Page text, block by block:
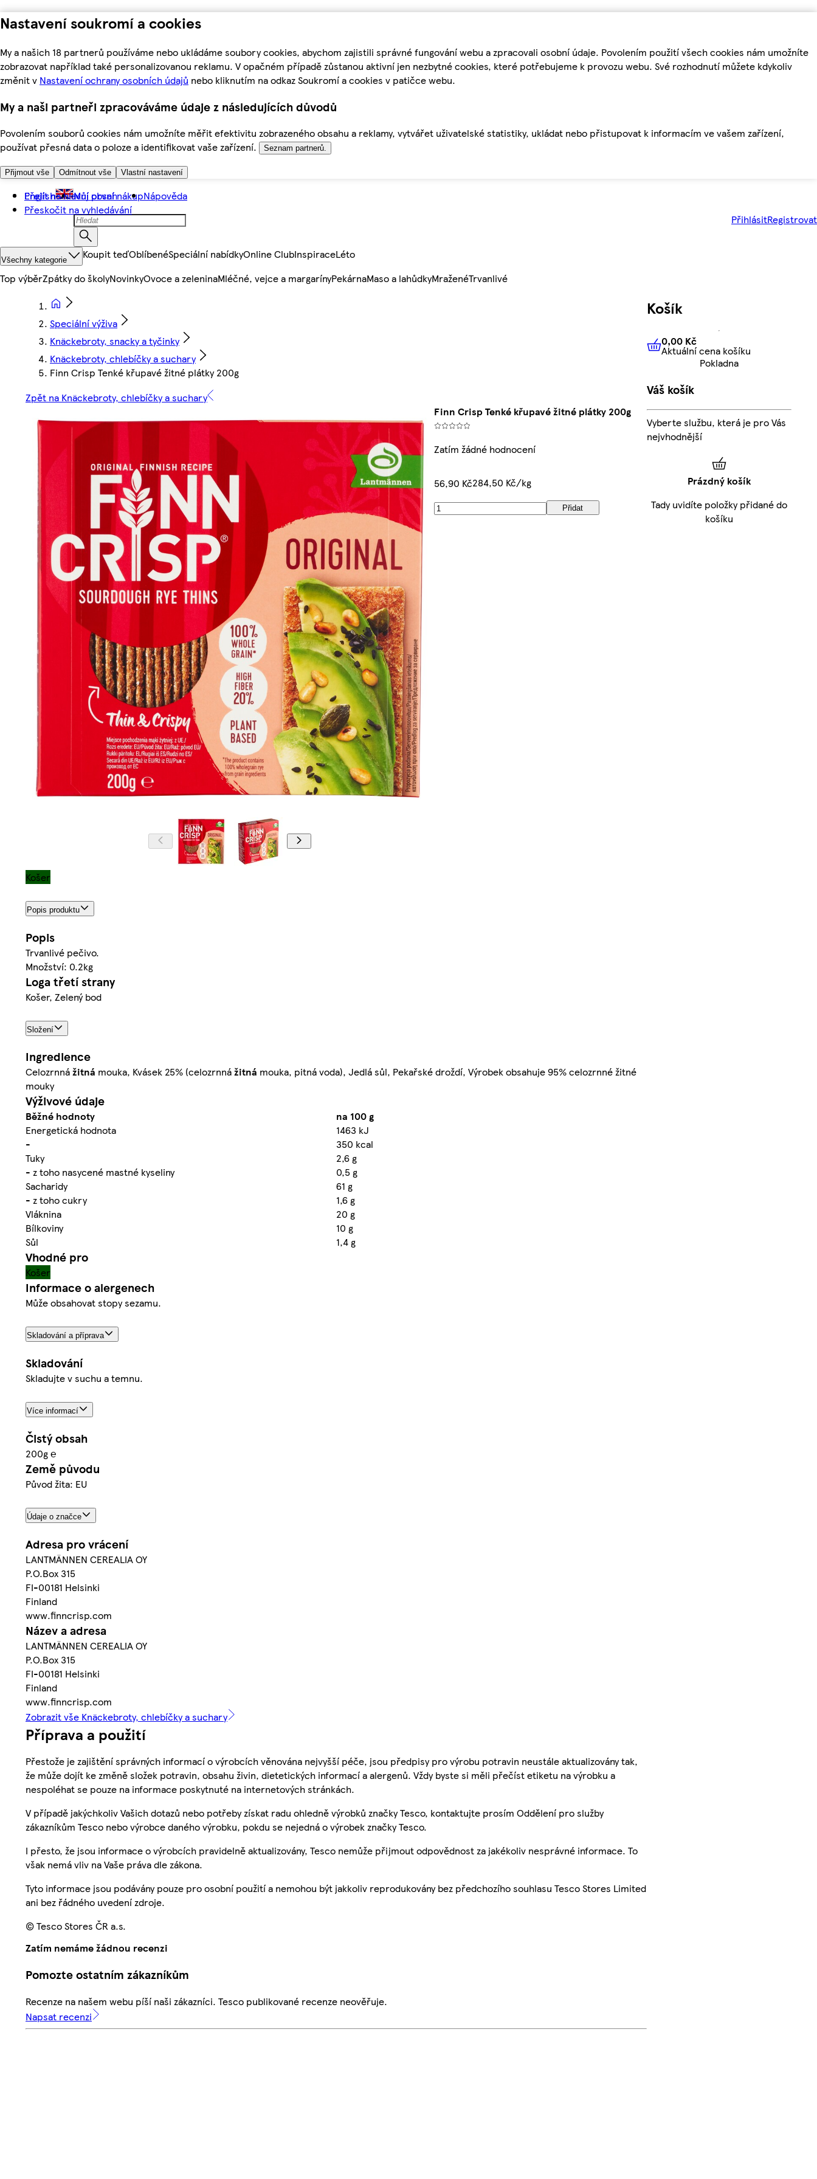
Nastavení soukromí a cookies
My a našich 18 partnerů používáme nebo ukládáme soubory cookies, abychom zajistili správné fungování webu a zpracovali osobní údaje. Povolením použití všech cookies nám umožníte
zobrazovat například také personalizovanou reklamu. V opačném případě zůstanou aktivní jen nezbytné cookies, které potřebujeme k provozu webu. Své rozhodnutí můžete kdykoliv
změnit v Nastavení ochrany osobních údajů nebo kliknutím na odkaz Soukromí a cookies v patičce webu.
My a naši partneři zpracováváme údaje z následujících důvodů
Povolením souborů cookies nám umožníte měřit efektivitu zobrazeného obsahu a reklamy, vytvářet uživatelské statistiky, ukládat nebo přistupovat k informacím ve vašem zařízení,
používat přesná data o poloze a identifikovat vaše zařízení.
Seznam partnerů.
Přijmout vše Odmítnout vše Vlastní nastavení
Přejít na hlavní obsah
Přeskočit na vyhledávání
English Můj první nákupNápověda
PřihlásitRegistrovat
Všechny kategorie Koupit teďOblíbenéSpeciální nabídkyOnline ClubInspiraceLéto
Top výběrZpátky do školyNovinkyOvoce a zeleninaMléčné, vejce a margarínyPekárnaMaso a lahůdkyMraženéTrvanlivé
Speciální výživa
Knäckebroty, snacky a tyčinky
Knäckebroty, chlebíčky a suchary
Finn Crisp Tenké křupavé žitné plátky 200g
Zpět na Knäckebroty, chlebíčky a suchary
Finn Crisp Tenké křupavé žitné plátky 200g
Zatím žádné hodnocení
56,90 Kč284,50 Kč/kg
Přidat
Košer
Popis produktu
Popis
Trvanlivé pečivo.
Množství: 0.2kg
Loga třetí strany
Košer, Zelený bod
Složení
Ingredience
Celozrnnážitná mouka, Kvásek 25% (celozrnnážitná mouka, pitná voda), Jedlá sůl, Pekařské droždí, Výrobek obsahuje 95% celozrnné žitné
mouky
Výživové údaje
Běžné hodnoty
na 100 g
Energetická hodnota
1463 kJ
-
350 kcal
Tuky
2,6 g
- z toho nasycené mastné kyseliny
0,5 g
Sacharidy
61 g
- z toho cukry
1,6 g
Vláknina
20 g
Bílkoviny
10 g
Sůl
1,4 g
Vhodné pro
Košer
Informace o alergenech
Může obsahovat stopy sezamu.
Skladování a příprava
Skladování
Skladujte v suchu a temnu.
Více informací
Čistý obsah
200g ℮
Země původu
Původ žita: EU
Údaje o značce
Adresa pro vrácení
LANTMÄNNEN CEREALIA OY
P.O.Box 315
FI-00181 Helsinki
Finland
www.finncrisp.com
Název a adresa
LANTMÄNNEN CEREALIA OY
P.O.Box 315
FI-00181 Helsinki
Finland
www.finncrisp.com
Zobrazit vše Knäckebroty, chlebíčky a suchary
Příprava a použití
Přestože je zajištění správných informací o výrobcích věnována nejvyšší péče, jsou předpisy pro výrobu potravin neustále aktualizovány tak,
že může dojít ke změně složek potravin, obsahu živin, dietetických informací a alergenů. Vždy byste si měli přečíst etiketu na výrobku a
nespoléhat se pouze na informace poskytnuté na internetových stránkách.
V případě jakýchkoliv Vašich dotazů nebo potřeby získat radu ohledně výrobků značky Tesco, kontaktujte prosím Oddělení pro služby
zákazníkům Tesco nebo výrobce daného výrobku, pokdu se nejedná o výrobek značky Tesco.
I přesto, že jsou informace o výrobcích pravidelně aktualizovány, Tesco nemůže přijmout odpovědnost za jakékoliv nesprávné informace. To
však nemá vliv na Vaše práva dle zákona.
Tyto informace jsou podávány pouze pro osobní použití a nemohou být jakkoliv reprodukovány bez předchozího souhlasu Tesco Stores Limited
ani bez řádného uvedení zdroje.
© Tesco Stores ČR a.s.
Zatím nemáme žádnou recenzi
Pomozte ostatním zákazníkům
Recenze na našem webu píší naši zákazníci. Tesco publikované recenze neověřuje.
Napsat recenzi
Košík
0,00 KčAktuální cena košíku
0,00 Kč
Aktuální cena košíku
Pokladna
Váš košík
Vyberte službu, která je pro Vás
nejvhodnější
Prázdný košík
Tady uvidíte položky přidané do
košíku